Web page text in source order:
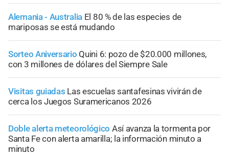
Alemania - Australia El 80 % de las especies de
mariposas se está mudando
Sorteo Aniversario Quini 6: pozo de $20.000 millones,
con 3 millones de dólares del Siempre Sale
Visitas guiadas Las escuelas santafesinas vivirán de
cerca los Juegos Suramericanos 2026
Doble alerta meteorológico Así avanza la tormenta por
Santa Fe con alerta amarilla; la información minuto a
minuto